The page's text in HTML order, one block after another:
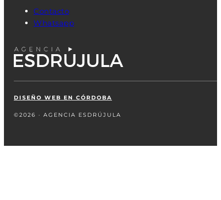
Contacto
Whatsapp
DISEÑO WEB EN CÓRDOBA
©2026 · AGENCIA ESDRÚJULA